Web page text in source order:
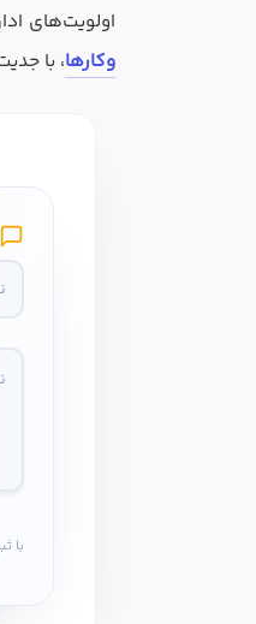
اولویت‌های
وکارها، با
با